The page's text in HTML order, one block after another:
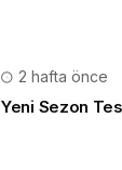
2 hafta önce
Yeni Sezon